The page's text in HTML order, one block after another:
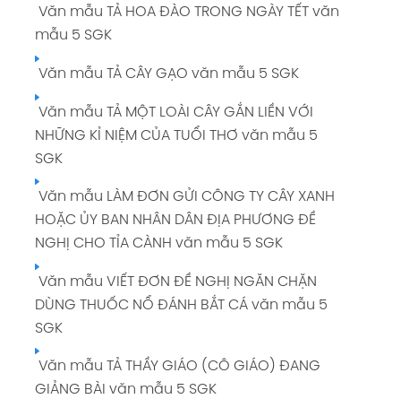
Văn mẫu TẢ HOA ĐÀO TRONG NGÀY TẾT văn
mẫu 5 SGK
Văn mẫu TẢ CÂY GẠO văn mẫu 5 SGK
Văn mẫu TẢ MỘT LOÀI CÂY GẮN LIỀN VỚI
NHỮNG KỈ NIỆM CỦA TUỔI THƠ văn mẫu 5
SGK
Văn mẫu LÀM ĐƠN GỬI CÔNG TY CÂY XANH
HOẶC ỦY BAN NHÂN DÂN ĐỊA PHƯƠNG ĐỀ
NGHỊ CHO TỈA CÀNH văn mẫu 5 SGK
Văn mẫu VIẾT ĐƠN ĐỀ NGHỊ NGĂN CHẶN
DÙNG THUỐC NỔ ĐÁNH BẮT CÁ văn mẫu 5
SGK
Văn mẫu TẢ THẦY GIÁO (CÔ GIÁO) ĐANG
GIẢNG BÀI văn mẫu 5 SGK